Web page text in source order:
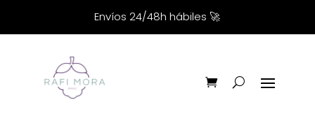
Envíos 24/48h hábiles 🚀